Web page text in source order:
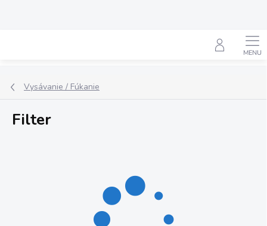
Hľadať
Vysávanie / Fúkanie
Filter